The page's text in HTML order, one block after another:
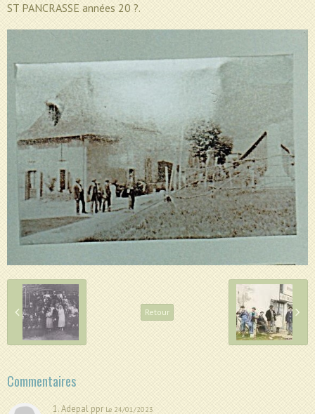
ST PANCRASSE années 20 ?.
Retour
Commentaires
1. Adepal pprLe 24/01/2023